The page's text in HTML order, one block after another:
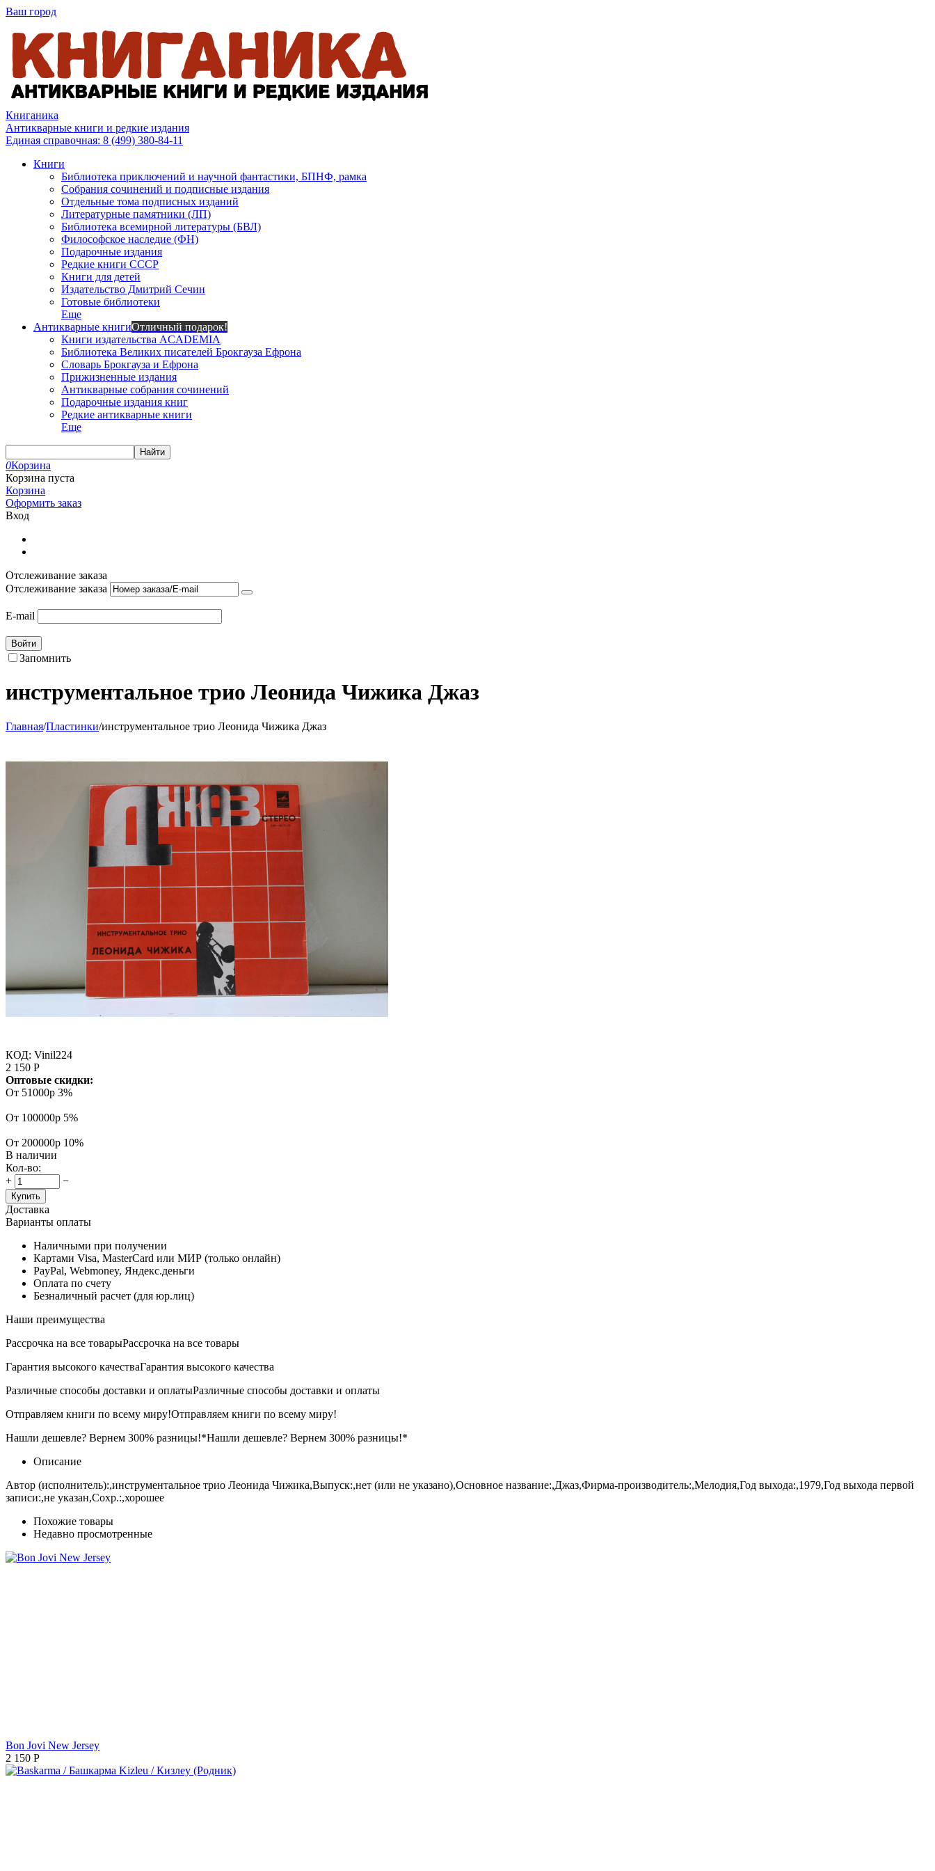
Ваш город
Книганика
Антикварные книги и редкие издания
Единая справочная: 8 (499) 380-84-11
Книги
Библиотека приключений и научной фантастики, БПНФ, рамка
Собрания сочинений и подписные издания
Отдельные тома подписных изданий
Литературные памятники (ЛП)
Библиотека всемирной литературы (БВЛ)
Философское наследие (ФН)
Подарочные издания
Редкие книги СССР
Книги для детей
Издательство Дмитрий Сечин
Готовые библиотеки
Еще
Антикварные книгиОтличный подарок!
Книги издательства ACADEMIA
Библиотека Великих писателей Брокгауза Ефрона
Словарь Брокгауза и Ефрона
Прижизненные издания
Антикварные собрания сочинений
Подарочные издания книг
Редкие антикварные книги
Еще
Найти
0Корзина
Корзина пуста
Корзина
Оформить заказ
Вход
Отслеживание заказа
Отслеживание заказа
E-mail
Войти
Запомнить
инструментальное трио Леонида Чижика Джаз
Главная/Пластинки/инструментальное трио Леонида Чижика Джаз
КОД: Vinil224
2 150 Р
Оптовые скидки:
От 51000р 3%
От 100000р 5%
От 200000р 10%
В наличии
Кол-во:
+
−
Купить
Доставка
Варианты оплаты
Наличными при получении
Картами Visa, MasterCard или МИР (только онлайн)
PayPal, Webmoney, Яндекс.деньги
Оплата по счету
Безналичный расчет (для юр.лиц)
Наши преимущества
Рассрочка на все товарыРассрочка на все товары
Гарантия высокого качестваГарантия высокого качества
Различные способы доставки и оплатыРазличные способы доставки и оплаты
Отправляем книги по всему миру!Отправляем книги по всему миру!
Нашли дешевле? Вернем 300% разницы!*Нашли дешевле? Вернем 300% разницы!*
Описание
Автор (исполнитель):,инструментальное трио Леонида Чижика,Выпуск:,нет (или не указано),Основное название:,Джаз,Фирма-производитель:,Мелодия,Год выхода:,1979,Год выхода первой
записи:,не указан,Сохр.:,хорошее
Похожие товары
Недавно просмотренные
Bon Jovi New Jersey
2 150 Р